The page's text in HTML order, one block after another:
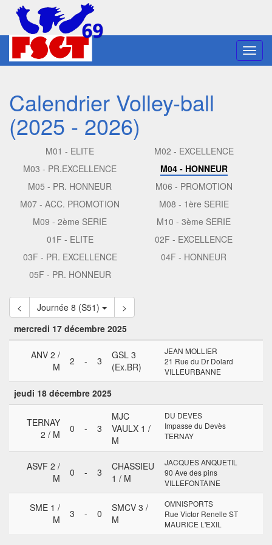
Calendrier Volley-ball
(2025 - 2026)
M01 - ELITE
M02 - EXCELLENCE
M03 - PR.EXCELLENCE
M04 - HONNEUR
M05 - PR. HONNEUR
M06 - PROMOTION
M07 - ACC. PROMOTION
M08 - 1ère SERIE
M09 - 2ème SERIE
M10 - 3ème SERIE
01F - ELITE
02F - EXCELLENCE
03F - PR. EXCELLENCE
04F - HONNEUR
05F - PR. HONNEUR
< Journée 8 (S51)
>
mercredi 17 décembre 2025
ANV 2 /
M
2 - 3
GSL 3
(Ex.BR)
JEAN MOLLIER
21 Rue du Dr Dolard
VILLEURBANNE
jeudi 18 décembre 2025
TERNAY
2 / M
0 - 3
MJC
VAULX 1 /
M
DU DEVES
Impasse du Devès
TERNAY
ASVF 2 /
M
0 - 3
CHASSIEU
1 / M
JACQUES ANQUETIL
90 Ave des pins
VILLEFONTAINE
SME 1 /
M
3 - 0
SMCV 3 /
M
OMNISPORTS
Rue Victor Renelle ST
MAURICE L'EXIL